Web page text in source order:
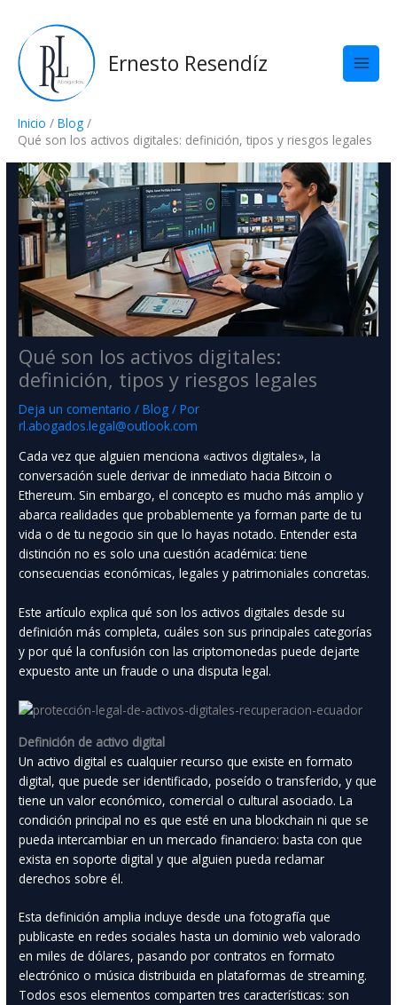
contenido
Ernesto Resendíz
Inicio
Blog
Qué son los activos digitales: definición, tipos y riesgos legales
Qué son los activos digitales:
definición, tipos y riesgos legales
Deja un comentario /Blog / Por
rl.abogados.legal@outlook.com
Cada vez que alguien menciona «activos digitales», la
conversación suele derivar de inmediato hacia Bitcoin o
Ethereum. Sin embargo, el concepto es mucho más amplio y
abarca realidades que probablemente ya forman parte de tu
vida o de tu negocio sin que lo hayas notado. Entender esta
distinción no es solo una cuestión académica: tiene
consecuencias económicas, legales y patrimoniales concretas.
Este artículo explica qué son los activos digitales desde su
definición más completa, cuáles son sus principales categorías
y por qué la confusión con las criptomonedas puede dejarte
expuesto ante un fraude o una disputa legal.
Definición de activo digital
Un activo digital es cualquier recurso que existe en formato
digital, que puede ser identificado, poseído o transferido, y que
tiene un valor económico, comercial o cultural asociado. La
condición principal no es que esté en una blockchain ni que se
pueda intercambiar en un mercado financiero: basta con que
exista en soporte digital y que alguien pueda reclamar
derechos sobre él.
Esta definición amplia incluye desde una fotografía que
publicaste en redes sociales hasta un dominio web valorado
en miles de dólares, pasando por contratos en formato
electrónico o música distribuida en plataformas de streaming.
Todos esos elementos comparten tres características: son